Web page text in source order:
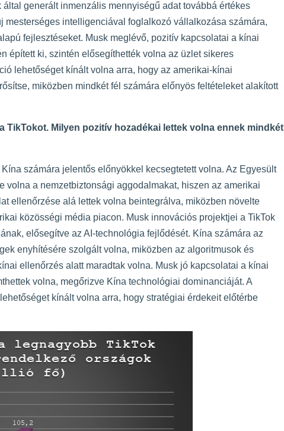
által generált inmenzális mennyiségű adat továbbá értékes
mesterséges intelligenciával foglalkozó vállalkozása számára,
fejlesztéseket. Musk meglévő, pozitív kapcsolatai a kínai
épített ki, szintén elősegíthették volna az üzlet sikeres
lehetőséget kínált volna arra, hogy az amerikai-kínai
miközben mindkét fél számára előnyös feltételeket alakított
TikTokot. Milyen pozitív hozadékai lettek volna ennek mindkét
számára jelentős előnyökkel kecsegtetett volna. Az Egyesült
volna a nemzetbiztonsági aggodalmakat, hiszen az amerikai
ellenőrzése alá lettek volna beintegrálva, miközben növelte
közösségi média piacon. Musk innovációs projektjei a TikTok
elősegítve az AI-technológia fejlődését. Kína számára az
enyhítésére szolgált volna, miközben az algoritmusok és
ellenőrzés alatt maradtak volna. Musk jó kapcsolatai a kínai
volna, megőrizve Kína technológiai dominanciáját. A
kínált volna arra, hogy stratégiai érdekeit előtérbe